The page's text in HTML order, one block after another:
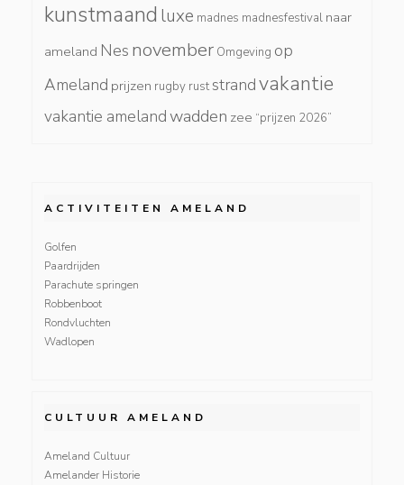
kunstmaand luxe madnes madnesfestival naar
ameland Nes november Omgeving op
Ameland prijzen rugby ruststrandvakantie
vakantie amelandwadden zee “prijzen 2026”
ACTIVITEITEN AMELAND
Golfen
Paardrijden
Parachute springen
Robbenboot
Rondvluchten
Wadlopen
CULTUUR AMELAND
Ameland Cultuur
Amelander Historie